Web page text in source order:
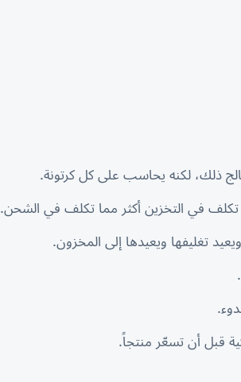
ذلك، لكنه يحاسب على كل كرتونة.
في التخزين أكثر مما تكلف في الشحن.
تغليفها ويعيدها إلى المخزون.
قبل أن تسعّر منتجاً.